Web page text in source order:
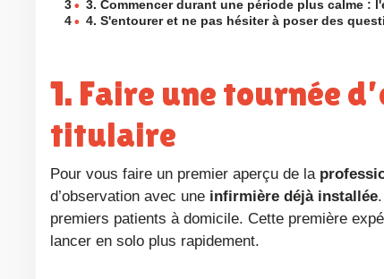
3 • 3. Commencer durant une période plus calme :
4 • 4. S'entourer et ne pas hésiter à poser des
1. Faire une tournée d’observation avec une IDEL
titulaire
Pour vous faire un premier aperçu de la
d’observation avec une infirmière déjà installée
premiers patients à domicile. Cette première
lancer en solo plus rapidement.